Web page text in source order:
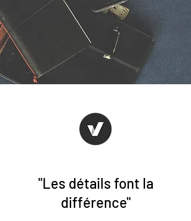
"Les détails font la
différence"